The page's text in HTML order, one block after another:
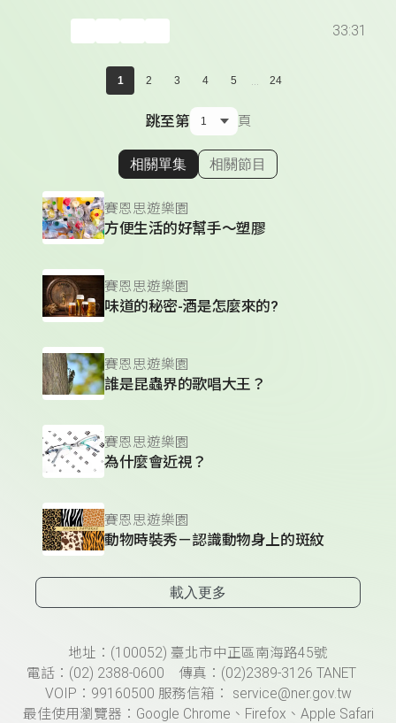
33:31
1 2 3 4 5 ... 24
跳至第 頁
顯示相關單集
相關單集 相關節目
賽恩思遊樂園
方便生活的好幫手～塑膠
賽恩思遊樂園
味道的秘密-酒是怎麼來的?
賽恩思遊樂園
誰是昆蟲界的歌唱大王？
賽恩思遊樂園
為什麼會近視？
賽恩思遊樂園
動物時裝秀－認識動物身上的斑紋
載入更多
頁尾資訊地址：(100052) 臺北市中正區南海路45號
電話：(02) 2388-0600 傳真：(02)2389-3126 TANET
VOIP：99160500 服務信箱： service@ner.gov.tw
最佳使用瀏覽器：Google Chrome、Firefox、Apple Safari